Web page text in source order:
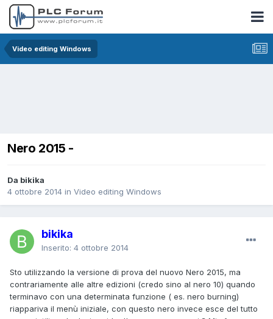
Video editing Windows
Nero 2015 -
Da bikika
4 ottobre 2014 in Video editing Windows
bikika
Inserito: 4 ottobre 2014
Sto utilizzando la versione di prova del nuovo Nero 2015, ma
contrariamente alle altre edizioni (credo sino al nero 10) quando
terminavo con una determinata funzione ( es. nero burning)
riappariva il menù iniziale, con questo nero invece esce del tutto